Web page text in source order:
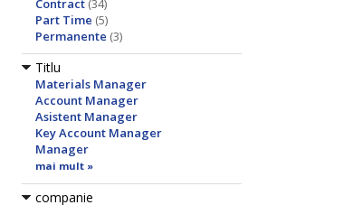
Contract (34)
Part Time (5)
Permanente (3)
Titlu
Materials Manager
Account Manager
Asistent Manager
Key Account Manager
Manager
mai mult »
companie